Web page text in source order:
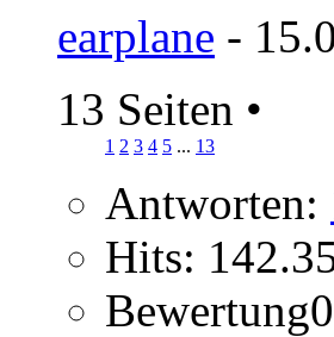
earplane -
13 Seiten •
1 2 3 4 5 ... 13
Antworten:
Hits: